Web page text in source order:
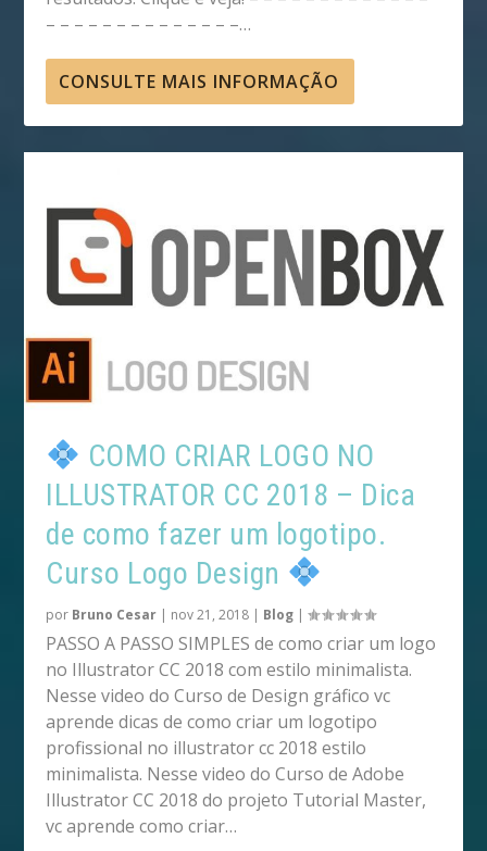
– – – – – – – – – – – – – –…
CONSULTE MAIS INFORMAÇÃO
COMO CRIAR LOGO NO
ILLUSTRATOR CC 2018 – Dica
de como fazer um logotipo.
Curso Logo Design
por Bruno Cesar | nov 21, 2018 | Blog |
PASSO A PASSO SIMPLES de como criar um logo
no Illustrator CC 2018 com estilo minimalista.
Nesse video do Curso de Design gráfico vc
aprende dicas de como criar um logotipo
profissional no illustrator cc 2018 estilo
minimalista. Nesse video do Curso de Adobe
Illustrator CC 2018 do projeto Tutorial Master,
vc aprende como criar…